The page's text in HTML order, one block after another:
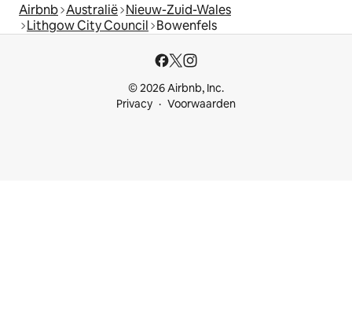
Airbnb Australië Nieuw-Zuid-Wales
Lithgow City Council Bowenfels
© 2026 Airbnb, Inc.
Privacy
Voorwaarden